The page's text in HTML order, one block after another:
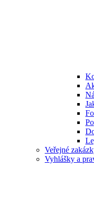
Veřejné
Vyhlášky a